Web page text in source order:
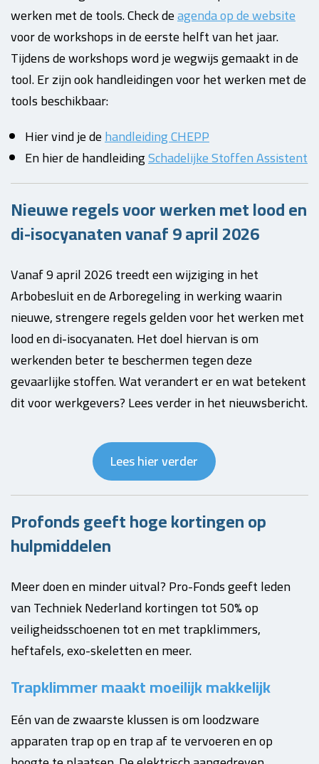
werken met de tools. Check deagenda op de website
voor de workshops in de eerste helft van het jaar.
Tijdens de workshops word je wegwijs gemaakt in de
tool. Er zijn ook handleidingen voor het werken met de
tools beschikbaar:
Hier vind je dehandleiding CHEPP
En hier de handleidingSchadelijke Stoffen Assistent
Nieuwe regels voor werken met lood en
di-isocyanaten vanaf 9 april 2026
Vanaf 9 april 2026 treedt een wijziging in het
Arbobesluit en de Arboregeling in werking waarin
nieuwe, strengere regels gelden voor het werken met
lood en di-isocyanaten. Het doel hiervan is om
werkenden beter te beschermen tegen deze
gevaarlijke stoffen. Wat verandert er en wat betekent
dit voor werkgevers? Lees verder in het nieuwsbericht.
Lees hier verder
Profonds geeft hoge kortingen op
hulpmiddelen
Meer doen en minder uitval? Pro-Fonds geeft leden
van Techniek Nederland kortingen tot 50% op
veiligheidsschoenen tot en met trapklimmers,
heftafels, exo-skeletten en meer.
Trapklimmer maakt moeilijk makkelijk
Eén van de zwaarste klussen is om loodzware
apparaten trap op en trap af te vervoeren en op